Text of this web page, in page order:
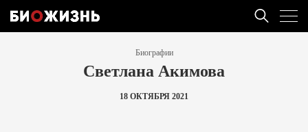
Биографии
Светлана Акимова
18 ОКТЯБРЯ 2021